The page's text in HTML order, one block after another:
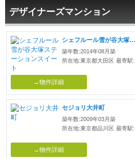
デザイナーズマンション
シェフルール雪が谷大塚ステーションスイート
築年数:2014年08月築
所在地:東京都大田区 最寄駅
→物件詳細
セジョリ大井町
築年数:2009年03月築
所在地:東京都品川区 最寄駅
→物件詳細